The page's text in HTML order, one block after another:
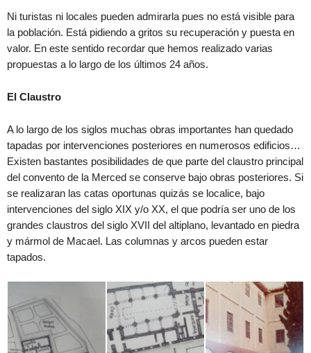
Ni turistas ni locales pueden admirarla pues no está visible para
la población. Está pidiendo a gritos su recuperación y puesta en
valor. En este sentido recordar que hemos realizado varias
propuestas a lo largo de los últimos 24 años.
El Claustro
A lo largo de los siglos muchas obras importantes han quedado
tapadas por intervenciones posteriores en numerosos edificios…
Existen bastantes posibilidades de que parte del claustro principal
del convento de la Merced se conserve bajo obras posteriores. Si
se realizaran las catas oportunas quizás se localice, bajo
intervenciones del siglo XIX y/o XX, el que podría ser uno de los
grandes claustros del siglo XVII del altiplano, levantado en piedra
y mármol de Macael. Las columnas y arcos pueden estar
tapados.